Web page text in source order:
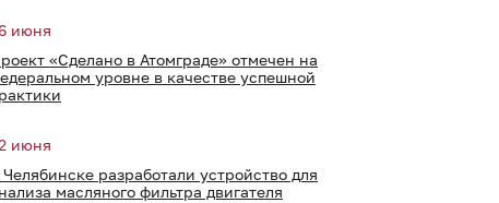
июня
«Сделано в Атомграде» отмечен на
уровне в качестве успешной
июня
Челябинске разработали устройство для
масляного фильтра двигателя